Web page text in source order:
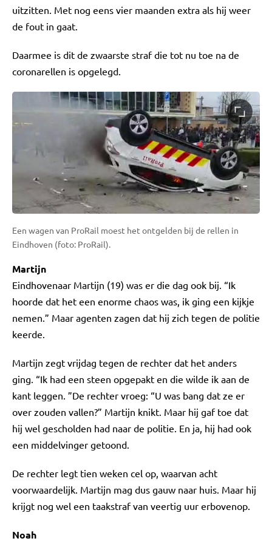
uitzitten. Met nog eens vier maanden extra als hij weer
de fout in gaat.
Daarmee is dit de zwaarste straf die tot nu toe na de
coronarellen is opgelegd.
Een wagen van ProRail moest het ontgelden bij de rellen in
Eindhoven (foto: ProRail).
Martijn
Eindhovenaar Martijn (19) was er die dag ook bij. “Ik
hoorde dat het een enorme chaos was, ik ging een kijkje
nemen.” Maar agenten zagen dat hij zich tegen de politie
keerde.
Martijn zegt vrijdag tegen de rechter dat het anders
ging. “Ik had een steen opgepakt en die wilde ik aan de
kant leggen. ”De rechter vroeg: “U was bang dat ze er
over zouden vallen?” Martijn knikt. Maar hij gaf toe dat
hij wel gescholden had naar de politie. En ja, hij had ook
een middelvinger getoond.
De rechter legt tien weken cel op, waarvan acht
voorwaardelijk. Martijn mag dus gauw naar huis. Maar hij
krijgt nog wel een taakstraf van veertig uur erbovenop.
Noah